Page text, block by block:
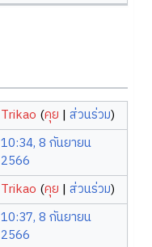
Trikao (คุย |ส่วนร่วม)
10:34, 8 กันยายน
2566
Trikao (คุย |ส่วนร่วม)
10:37, 8 กันยายน
2566